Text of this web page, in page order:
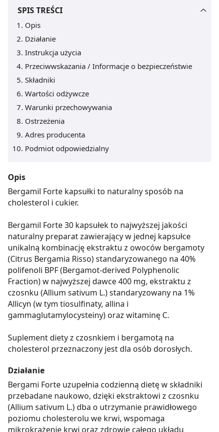
SPIS TREŚCI
Opis
Działanie
Instrukcja użycia
Przeciwwskazania / Informacje o bezpieczeństwie
Składniki
Wartości odżywcze
Warunki przechowywania
Ostrzeżenia
Adres producenta
Podmiot odpowiedzialny
Opis
Bergamil Forte kapsułki to naturalny sposób na
cholesterol i cukier.
Bergamil Forte 30 kapsułek to najwyższej jakości
naturalny preparat zawierający w jednej kapsułce
unikalną kombinację ekstraktu z owoców bergamoty
(Citrus Bergamia Risso) standaryzowanego na 40%
polifenoli BPF (Bergamot-derived Polyphenolic
Fraction) w najwyższej dawce 400 mg, ekstraktu z
czosnku (Allium sativum L.) standaryzowany na 1%
Allicyn (w tym tiosulfinaty, allina i
gammaglutamylocysteiny) oraz witaminę C.
Suplement diety z czosnkiem i bergamotą na
cholesterol przeznaczony jest dla osób dorosłych.
Działanie
Bergami Forte uzupełnia codzienną dietę w składniki
przebadane naukowo, dzięki ekstraktowi z czosnku
(Allium sativum L.) dba o utrzymanie prawidłowego
poziomu cholesterolu we krwi, wspomaga
mikrokrążenie krwi oraz zdrowie całego układu